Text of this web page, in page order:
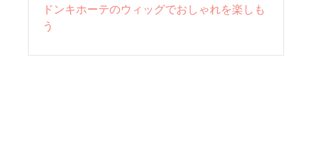
ドンキホーテのウィッグでおしゃれを楽しも
う